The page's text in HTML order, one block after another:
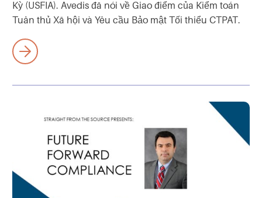
Kỳ (USFIA). Avedis đã nói về Giao điểm của Kiểm toán
Tuân thủ Xã hội và Yêu cầu Bảo mật Tối thiểu CTPAT.